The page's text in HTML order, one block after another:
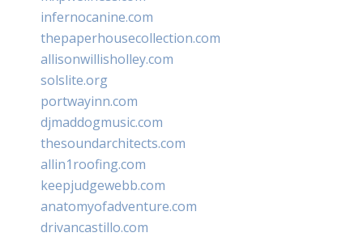
infernocanine.com
thepaperhousecollection.com
allisonwillisholley.com
solslite.org
portwayinn.com
djmaddogmusic.com
thesoundarchitects.com
allin1roofing.com
keepjudgewebb.com
anatomyofadventure.com
drivancastillo.com